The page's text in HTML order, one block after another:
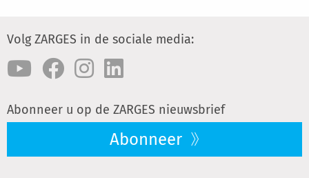
Volg ZARGES in de sociale media:
Abonneer u op de ZARGES nieuwsbrief
Abonneer